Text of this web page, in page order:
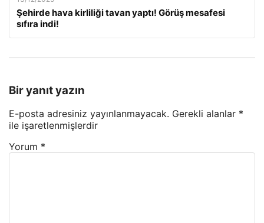
Şehirde hava kirliliği tavan yaptı! Görüş mesafesi
sıfıra indi!
Bir yanıt yazın
E-posta adresiniz yayınlanmayacak. Gerekli alanlar *
ile işaretlenmişlerdir
Yorum *